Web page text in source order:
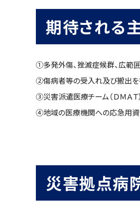
期待される
①多発外傷、挫滅症候群、広範
②傷病者等の受入れ及び搬出
③災害派遣医療チーム（ＤＭＡＴ
④地域の医療機関への応急用
災害拠点病